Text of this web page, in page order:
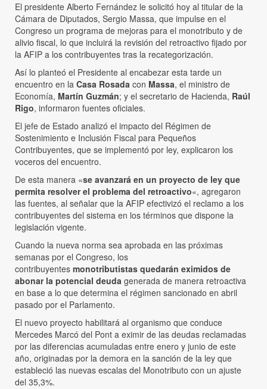
El presidente Alberto Fernández le solicitó hoy al titular de la
Cámara de Diputados, Sergio Massa, que impulse en el
Congreso un programa de mejoras para el monotributo y de
alivio fiscal, lo que incluirá la revisión del retroactivo fijado por
la AFIP a los contribuyentes tras la recategorización.
Así lo planteó el Presidente al encabezar esta tarde un
encuentro en la Casa Rosada con Massa, el ministro de
Economía, Martín Guzmán; y el secretario de Hacienda, Raúl
Rigo, informaron fuentes oficiales.
El jefe de Estado analizó el impacto del Régimen de
Sostenimiento e Inclusión Fiscal para Pequeños
Contribuyentes, que se implementó por ley, explicaron los
voceros del encuentro.
De esta manera «se avanzará en un proyecto de ley que
permita resolver el problema del retroactivo«, agregaron
las fuentes, al señalar que la AFIP efectivizó el reclamo a los
contribuyentes del sistema en los términos que dispone la
legislación vigente.
Cuando la nueva norma sea aprobada en las próximas
semanas por el Congreso, los
contribuyentes monotributistas quedarán eximidos de
abonar la potencial deuda generada de manera retroactiva
en base a lo que determina el régimen sancionado en abril
pasado por el Parlamento.
El nuevo proyecto habilitará al organismo que conduce
Mercedes Marcó del Pont a eximir de las deudas reclamadas
por las diferencias acumuladas entre enero y junio de este
año, originadas por la demora en la sanción de la ley que
estableció las nuevas escalas del Monotributo con un ajuste
del 35,3%.